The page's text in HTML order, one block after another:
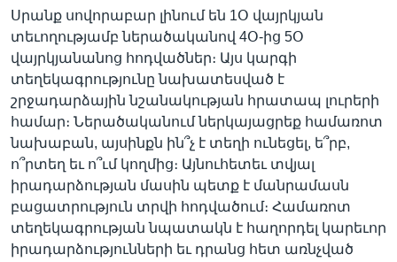
Սրանք սովորաբար լինում են 1Օ վայրկյան
տեւողությամբ ներածականով 4Օ-ից 5Օ
վայրկյանանոց հոդվածներ։ Այս կարգի
տեղեկագրությունը նախատեսված է
շրջադարձային նշանակության հրատապ լուրերի
համար։ Ներածականում ներկայացրեք համառոտ
նախաբան, այսինքն ին՞չ է տեղի ունեցել, ե՞րբ,
ո՞րտեղ եւ ո՞ւմ կողմից։ Այնուհետեւ տվյալ
իրադարձության մասին պետք է մանրամասն
բացատրություն տրվի հոդվածում։ Համառոտ
տեղեկագրության նպատակն է հաղորդել կարեւոր
իրադարձությունների եւ դրանց հետ առնչված